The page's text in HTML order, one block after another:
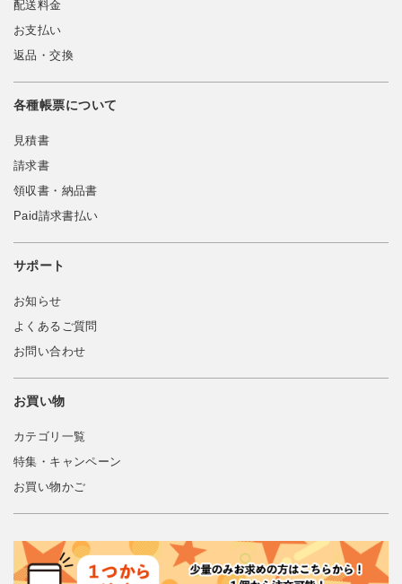
配送料金
お支払い
返品・交換
各種帳票について
見積書
請求書
領収書・納品書
Paid請求書払い
サポート
お知らせ
よくあるご質問
お問い合わせ
お買い物
カテゴリ一覧
特集・キャンペーン
お買い物かご